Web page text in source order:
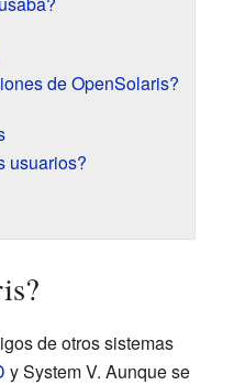
de OpenSolaris?
usuarios?
de otros sistemas
y System V. Aunque se